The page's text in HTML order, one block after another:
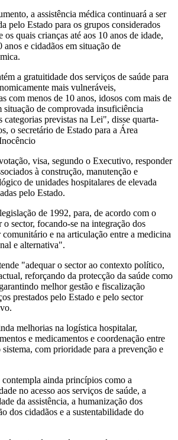
a assistência médica continuará a ser
pelo Estado para os grupos considerados
os quais crianças até aos 10 anos de idade,
e cidadãos em situação de
a gratuitidade dos serviços de saúde para
mais vulneráveis,
com menos de 10 anos, idosos com mais de
situação de comprovada insuficiência
categorias previstas na Lei", disse quarta-
o secretário de Estado para a Área
visa, segundo o Executivo, responder
à construção, manutenção e
de unidades hospitalares de elevada
pelo Estado.
de 1992, para, de acordo com o
sector, focando-se na integração dos
comunitário e na articulação entre a medicina
e alternativa".
"adequar o sector ao contexto político,
reforçando da protecção da saúde como
melhor gestão e fiscalização
prestados pelo Estado e pelo sector
melhorias na logística hospitalar,
e medicamentos e coordenação entre
com prioridade para a prevenção e
ainda princípios como a
no acesso aos serviços de saúde, a
da assistência, a humanização dos
dos cidadãos e a sustentabilidade do